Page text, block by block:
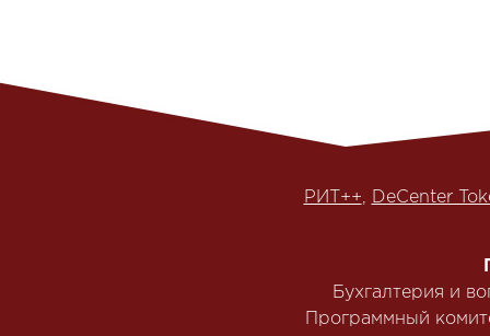
РИТ++, DeCenter
Бухгалтерия и
Программный